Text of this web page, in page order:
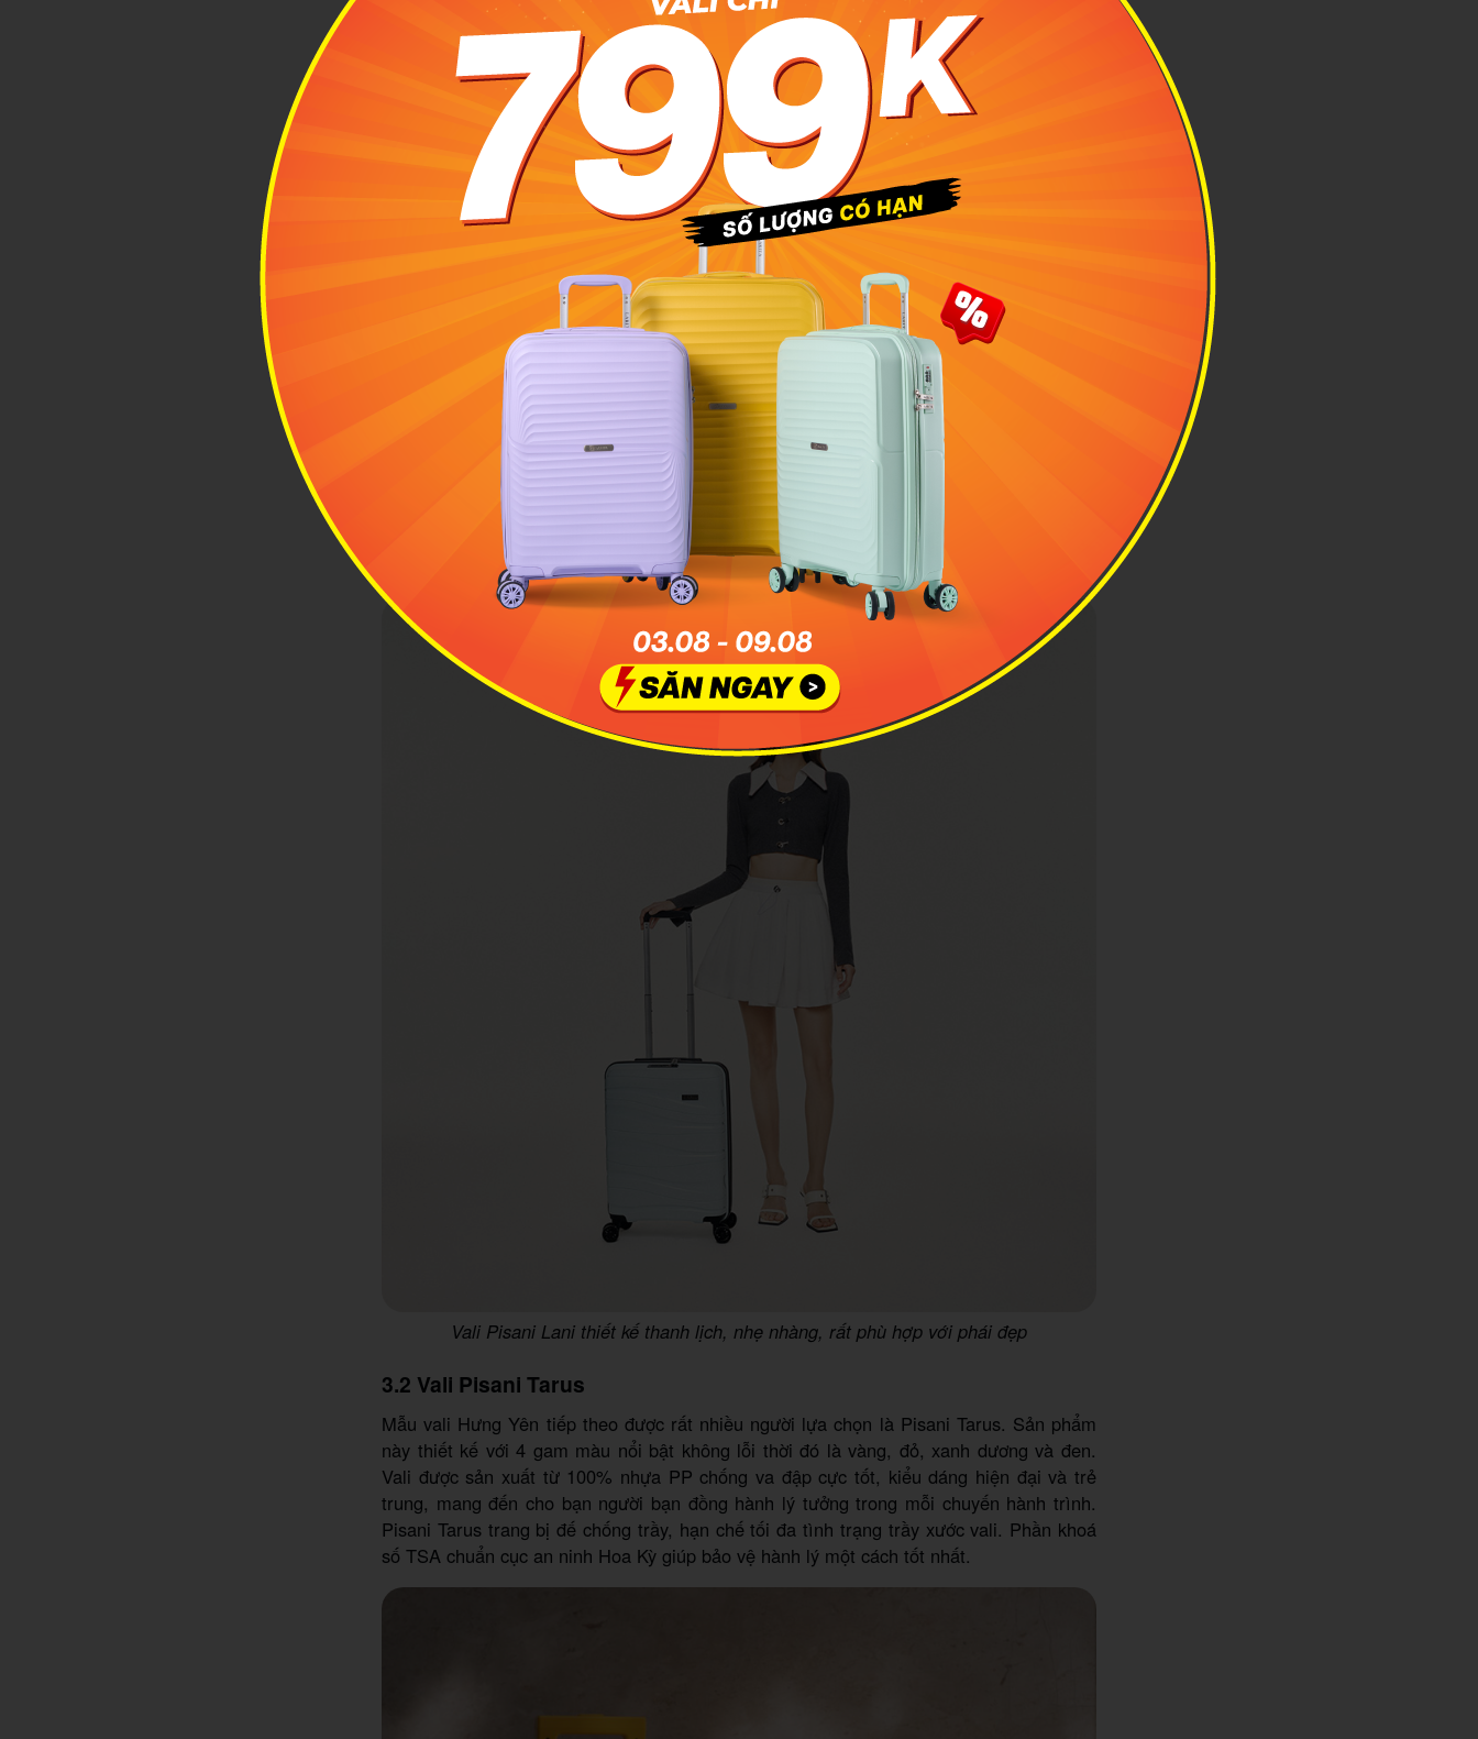
- Shopee:https://shopee.vn/mia.vn.official
https://tiki.vn/cua-hang/mia-store
https://www.lazada.vn/shop/mia-vn/
https://www.tiktok.com/@miavn.official
- Website:
https://mia.vn/vali
Những dòng vali chất lượng, giá thành phải chăng
Dưới đây là một số mẫu vali trong phân khúc giá bình dân dưới 2 triệu đồng bán
chạy nhất tại hệ thống siêu thị MIA.vn để bạn tham khảo và lựa chọn.
3.1 Vali Pisani Lani
Pisani là thương hiệu vali Việt với phong cách thiết kế hiện đại, tinh tế, mang đậm chất
Ý. Trong đó, dòng sản phẩm Pisani Lani là một trong những mẫu vali bán chạy nhất.
Vali được sản xuất từ chất liệu nhựa PP nên có độ đàn hồi tốt, độ bền cao. Vali ghi điểm
với thiết kế đẹp mắt, mặt trước sử dụng họa tiết lượn sóng mềm mại, bề mặt có khả
năng chống trầy rất tốt. Trong tầm giá khoảng hơn 1 triệu đồng, vali Pisani Lani là một
trong những sản phẩm chất lượng và đáng mua nhất.
Vali Pisani Lani thiết kế thanh lịch, nhẹ nhàng, rất phù hợp với phái đẹp
3.2 Vali Pisani Tarus
Mẫu vali Hưng Yên tiếp theo được rất nhiều người lựa chọn là Pisani Tarus. Sản phẩm
này thiết kế với 4 gam màu nổi bật không lỗi thời đó là vàng, đỏ, xanh dương và đen.
Vali được sản xuất từ 100% nhựa PP chống va đập cực tốt, kiểu dáng hiện đại và trẻ
trung, mang đến cho bạn người bạn đồng hành lý tưởng trong mỗi chuyến hành trình.
Pisani Tarus trang bị đế chống trầy, hạn chế tối đa tình trạng trầy xước vali. Phần khoá
số TSA chuẩn cục an ninh Hoa Kỳ giúp bảo vệ hành lý một cách tốt nhất.